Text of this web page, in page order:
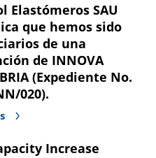
Elastómeros SAU
que hemos sido
de una
de INNOVA
(Expediente No.
020).
Increase